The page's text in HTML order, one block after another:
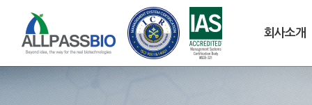
회사소개